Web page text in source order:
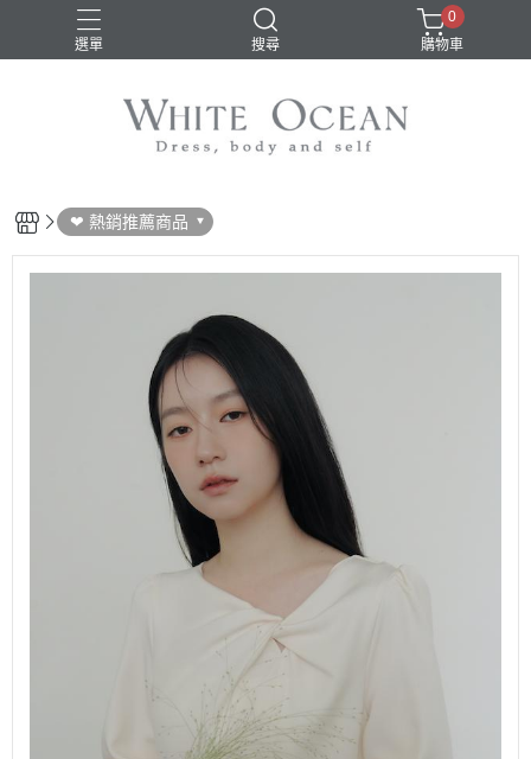
選單 搜尋
0
購物車
❤ 熱銷推薦商品